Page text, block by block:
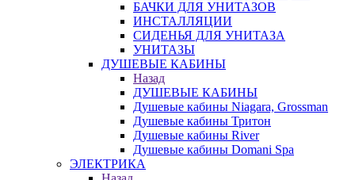
БАЧКИ ДЛЯ УНИТАЗОВ
ИНСТАЛЛЯЦИИ
СИДЕНЬЯ ДЛЯ УНИТАЗА
УНИТАЗЫ
ДУШЕВЫЕ КАБИНЫ
Назад
ДУШЕВЫЕ КАБИНЫ
Душевые кабины Niagara, Grossman
Душевые кабины Тритон
Душевые кабины River
Душевые кабины Domani Spa
ЭЛЕКТРИКА